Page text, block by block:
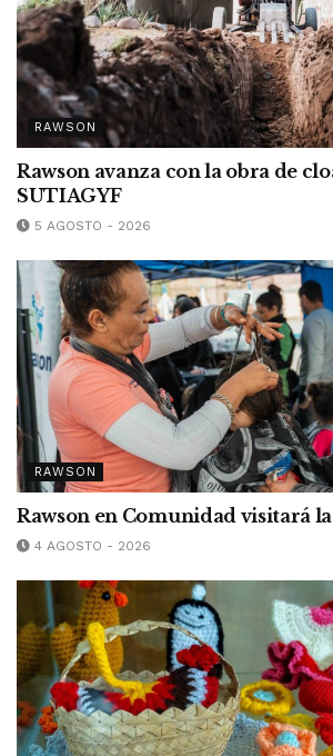
RAWSON
Rawson avanza con la obra de
SUTIAGYF
5 AGOSTO - 2026
RAWSON
Rawson en Comunidad visitará
4 AGOSTO - 2026